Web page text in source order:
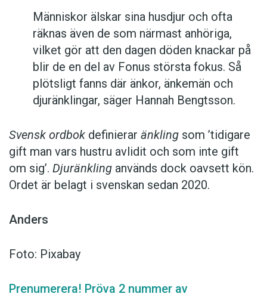
Människor älskar sina husdjur och ofta
räknas även de som närmast anhöriga,
vilket gör att den dagen döden knackar på
blir de en del av Fonus största fokus. Så
plötsligt fanns där änkor, änkemän och
djuränklingar, säger Hannah Bengtsson.
Svensk ordbok definierar änkling som ’tidigare
gift man vars hustru av­lidit och som inte gift
om sig’. Djuränkling används dock oavsett kön.
Ordet är belagt i svenskan sedan 2020.
Anders
Foto: Pixabay
Prenumerera! Pröva 2 nummer av